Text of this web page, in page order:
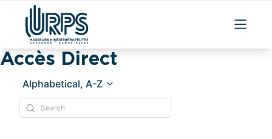
Accès Direct
Alphabetical, A-Z